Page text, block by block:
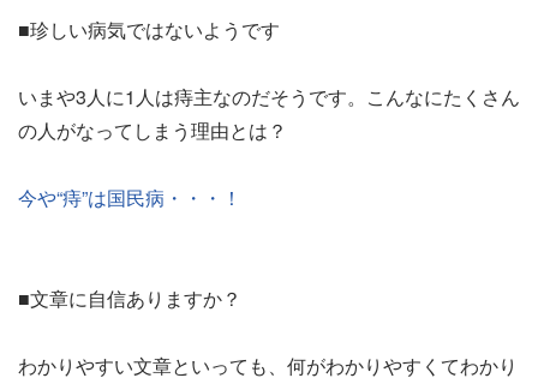
■珍しい病気ではないようです
いまや3人に1人は痔主なのだそうです。こんなにたくさん
の人がなってしまう理由とは？
今や“痔”は国民病・・・！
■文章に自信ありますか？
わかりやすい文章といっても、何がわかりやすくてわかり